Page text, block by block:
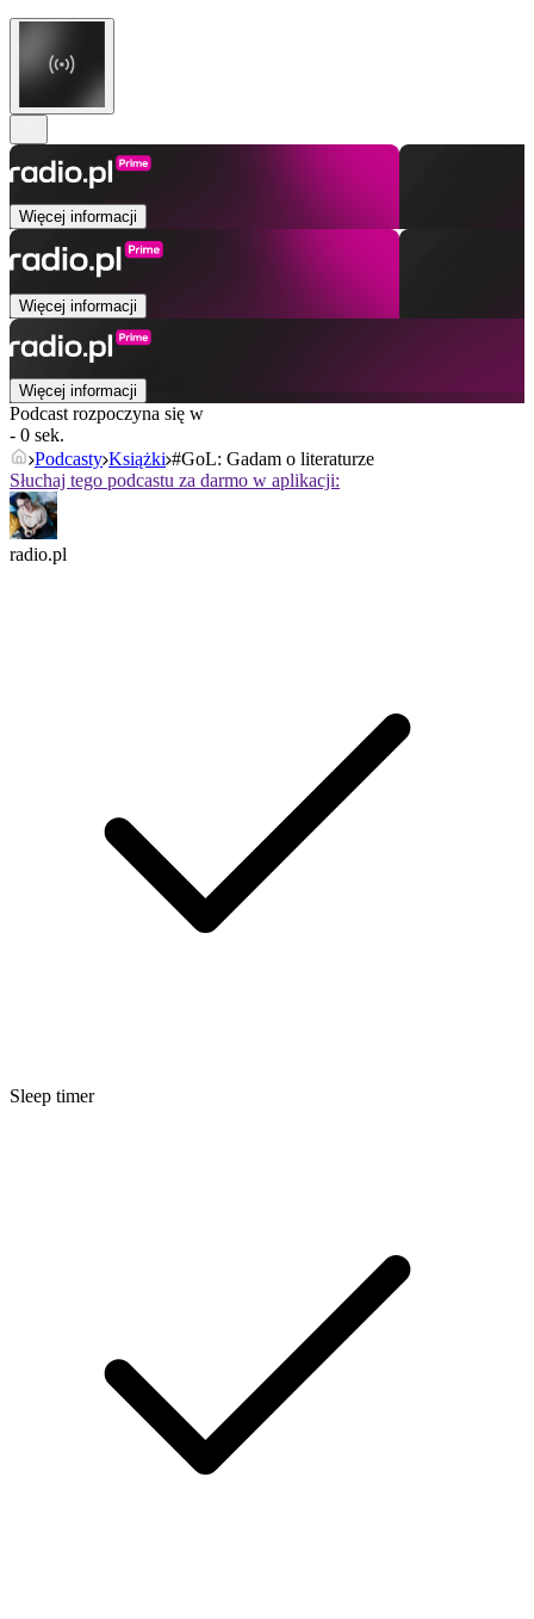
Więcej informacji
Więcej informacji
Więcej informacji
Podcast rozpoczyna się w
- 0 sek.
Podcasty Książki #GoL: Gadam o literaturze
Słuchaj tego podcastu za darmo w aplikacji:
radio.pl
Sleep timer